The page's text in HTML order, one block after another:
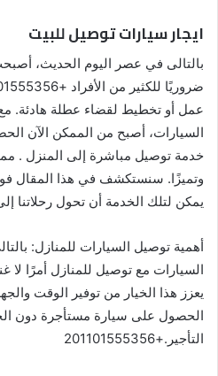
ايجار سيارات توصيل للبيت
بالتالى في عصر اليوم الحديث،
عمل أو تخطيط لقضاء عطلة هادئة.
السيارات، أصبح من الممكن الآن
خدمة توصيل مباشرة إلى المنزل .
وتميزًا. سنستكشف في هذا المقال
يمكن لتلك الخدمة أن تحول رحلاتنا
أهمية توصيل السيارات للمنازل:
السيارات مع توصيل للمنازل أمرًا
يعزز هذا الخيار من توفير الوقت
الحصول على سيارة مستأجرة دون
التأجير.+201101555356